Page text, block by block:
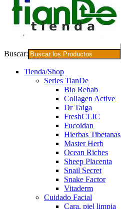
Buscar:
Tienda/Shop
Series TianDe
Bio Rehab
Collagen Active
Dr Taiga
FreshCLIC
Fucoidan
Hierbas Tibetanas
Master Herb
Ocean Riches
Sheep Placenta
Snail Secret
Snake Factor
Vitaderm
Cuidado Facial
Cara, piel limpia